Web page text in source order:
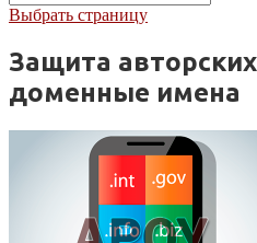
Выбрать страницу
Защита
доменные имена